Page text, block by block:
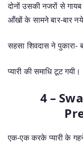
दोनों उसकी नजरों से
आँखों के सामने बार-बार
सहसा शिवदास ने पुकारा-
प्यारी की समाधि टूट
4 –
एक-एक करके प्यारी के